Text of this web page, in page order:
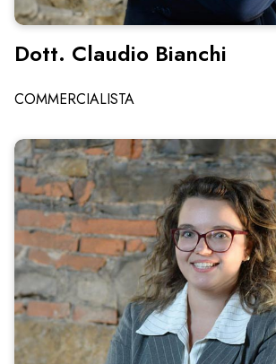
Dott. Claudio Bianchi
COMMERCIALISTA